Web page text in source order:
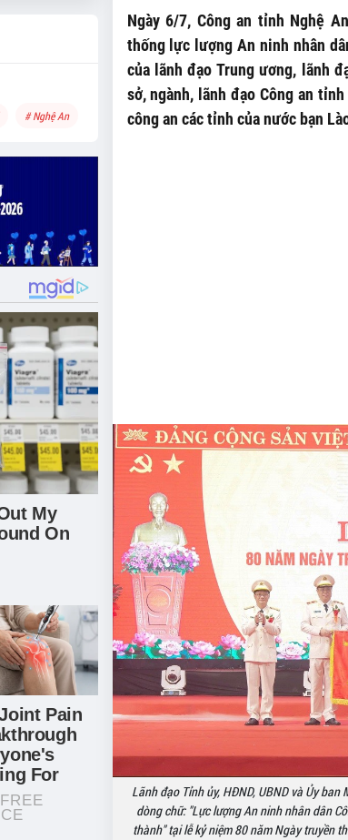
Ngày 6/7, Công an tỉnh Nghệ
thống lực lượng An ninh nhân
của lãnh đạo Trung ương, lãnh
sở, ngành, lãnh đạo Công an
công an các tỉnh của nước bạn
Lãnh đạo Tỉnh ủy, HĐND, UBND và Ủy
dòng chữ: "Lực lượng An ninh nhân dân
thành" tại lễ kỷ niệm 80 năm Ngày truyền
# Nghệ An